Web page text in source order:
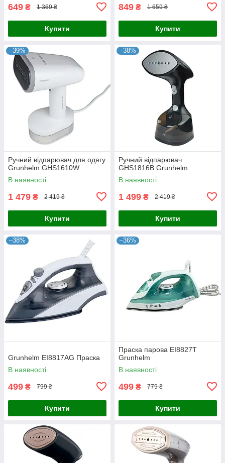
649 ₴ 1 369 ₴
Купити
849 ₴ 1 659 ₴
Купити
–39%
Ручний відпарювач для одягу
Grunhelm GHS1610W
В наявності
1 479 ₴ 2 419 ₴
Купити
–38%
Ручний відпарювач
GHS1816B Grunhelm
В наявності
1 499 ₴ 2 419 ₴
Купити
–38%
Grunhelm EI8817AG Праска
В наявності
499 ₴ 799 ₴
Купити
–36%
Праска парова EI8827T
Grunhelm
В наявності
499 ₴ 779 ₴
Купити